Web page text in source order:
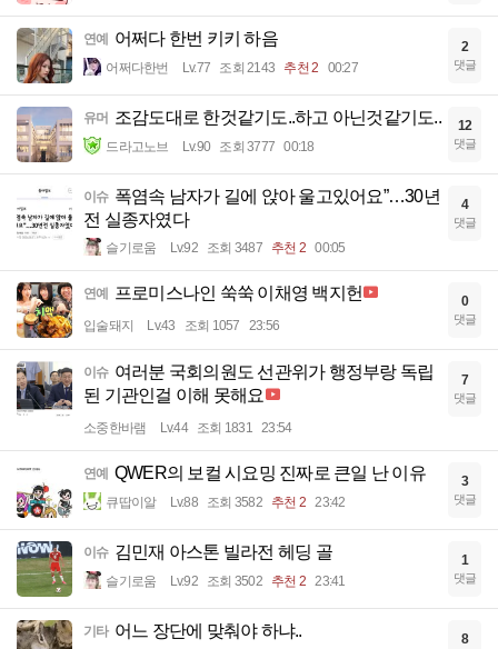
연예 어쩌다 한번 키키 하음
어쩌다한번 Lv.77 조회 2143 추천 2 00:27
2
댓글
유머 조감도대로 한것같기도..하고 아닌것같기도..
드라고노브 Lv.90 조회 3777 00:18
12
댓글
이슈 폭염속 남자가 길에 앉아 울고있어요”…30년
전 실종자였다
슬기로움 Lv.92 조회 3487 추천 2 00:05
4
댓글
연예 프로미스나인 쑥쑥 이채영 백지헌
입술돼지 Lv.43 조회 1057 23:56
0
댓글
이슈 여러분 국회의원도 선관위가 행정부랑 독립
된 기관인걸 이해 못해요
소중한바램 Lv.44 조회 1831 23:54
7
댓글
연예 QWER의 보컬 시요밍 진짜로 큰일 난 이유
큐땁이알 Lv.88 조회 3582 추천 2 23:42
3
댓글
이슈 김민재 아스톤 빌라전 헤딩 골
슬기로움 Lv.92 조회 3502 추천 2 23:41
1
댓글
기타 어느 장단에 맞춰야 하냐.. 8